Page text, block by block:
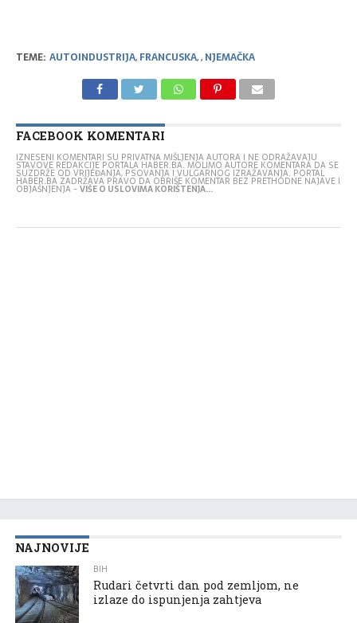
TEME: AUTOINDUSTRIJA, FRANCUSKA,, NJEMAČKA
FACEBOOK KOMENTARI
IZNESENI KOMENTARI SU PRIVATNA MIŠLJENJA AUTORA I NE ODRAŽAVAJU
STAVOVE REDAKCIJE PORTALA HABER.BA. MOLIMO AUTORE KOMENTARA DA SE
SUZDRŽE OD VRIJEĐANJA, PSOVANJA I VULGARNOG IZRAŽAVANJA. PORTAL
HABER.BA ZADRŽAVA PRAVO DA OBRIŠE KOMENTAR BEZ PRETHODNE NAJAVE I
OBJAŠNJENJA -VIŠE O USLOVIMA KORIŠTENJA...
NAJNOVIJE
BIH
Rudari četvrti dan pod zemljom, ne
izlaze do ispunjenja zahtjeva